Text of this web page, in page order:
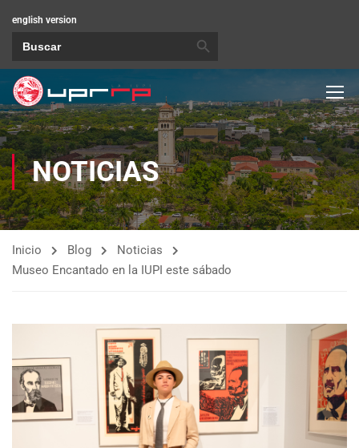
english version
NOTICIAS
Inicio Blog
Noticias
Museo Encantado en la IUPI este sábado